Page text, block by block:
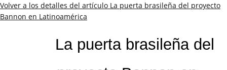
Volver a los detalles del artículo La puerta brasileña del proyecto
Bannon en Latinoamérica